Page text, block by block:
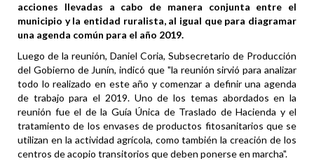
acciones llevadas a cabo de manera conjunta entre el
municipio y la entidad ruralista, al igual que para diagramar
una agenda común para el año 2019.
Luego de la reunión, Daniel Coria, Subsecretario de Producción
del Gobierno de Junín, indicó que "la reunión sirvió para analizar
todo lo realizado en este año y comenzar a definir una agenda
de trabajo para el 2019. Uno de los temas abordados en la
reunión fue el de la Guía Única de Traslado de Hacienda y el
tratamiento de los envases de productos fitosanitarios que se
utilizan en la actividad agrícola, como también la creación de los
centros de acopio transitorios que deben ponerse en marcha".